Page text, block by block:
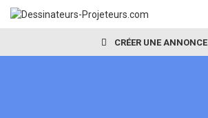
CRÉER UNE ANNONCE